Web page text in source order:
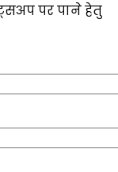
पर पाने हेतु